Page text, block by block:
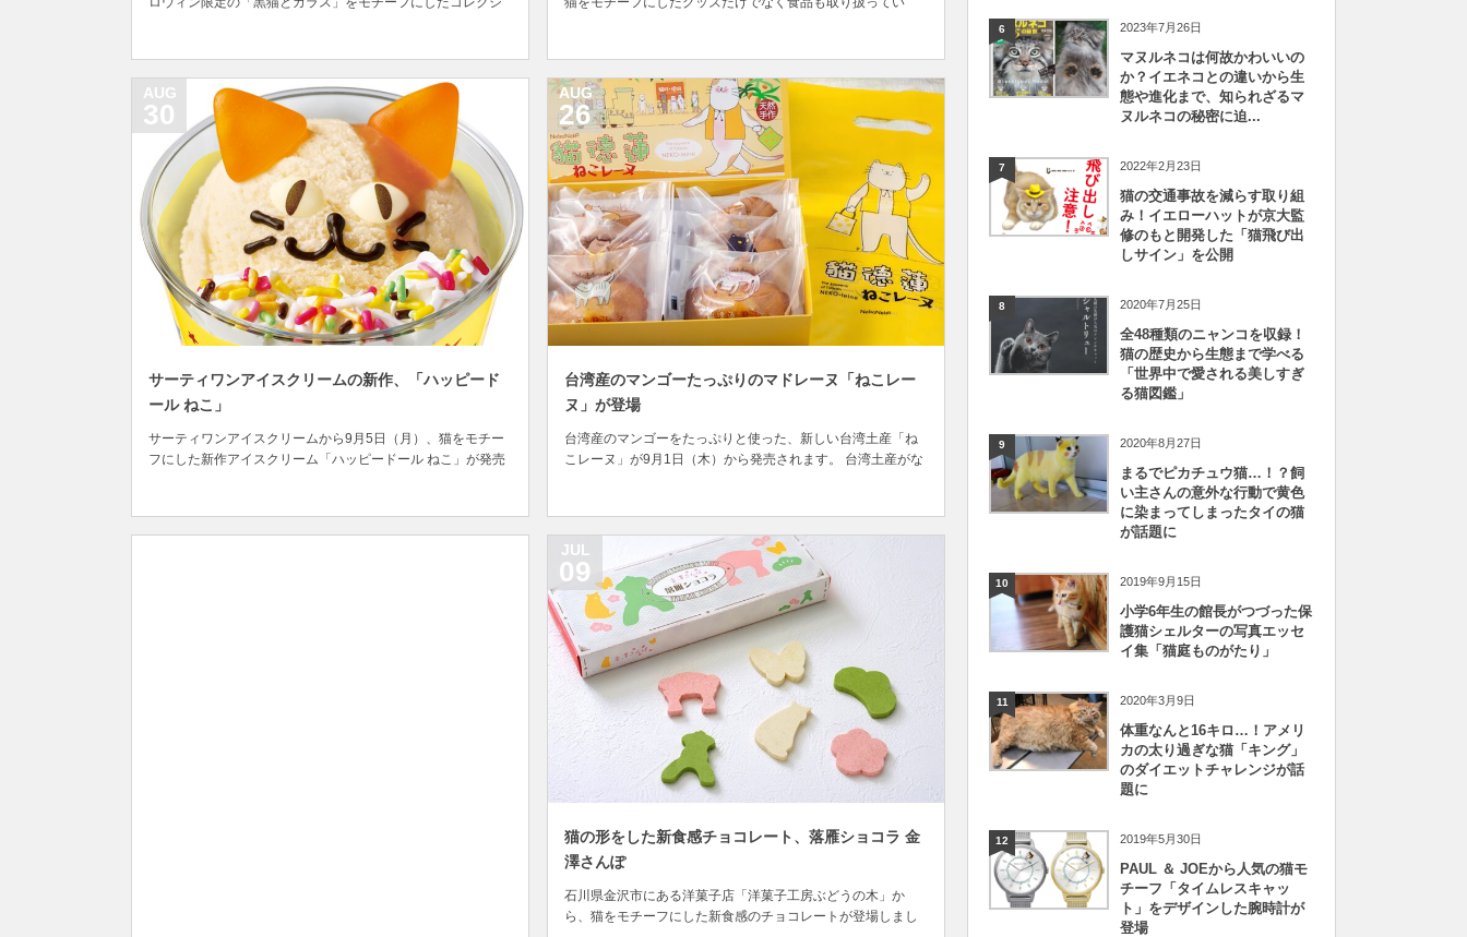
商品は「シャトン ジュウール コレクション」という名前。シ
ャトン ジュウールとはフランス語で「遊ん...
ゃん」の容姿をした「ニャシュマロ」という商品。中にチョ
コクリームが入った猫型のマシュマロです。 これが「...
サーティワンアイスクリームの新作、「ハッピード
ール ねこ」
サーティワンアイスクリームから9月5日（月）、猫をモチー
フにした新作アイスクリーム「ハッピードール ねこ」が発売
アイスクリームチェーンですが、世界的にはバスキン・ロビ
AUG
30
台湾産のマンゴーたっぷりのマドレーヌ「ねこレー
ヌ」が登場
台湾産のマンゴーをたっぷりと使った、新しい台湾土産「ね
こレーヌ」が9月1日（木）から発売されます。 台湾土産がな
湾には「ねこ村」と呼ばれている村があります。 台北から北
へ1時間ほど行ったところにある、新北市の「...
AUG
26
猫の形をした新食感チョコレート、落雁ショコラ 金
澤さんぽ
石川県金沢市にある洋菓子店「洋菓子工房ぶどうの木」か
ら、猫をモチーフにした新食感のチョコレートが登場しまし
JUL
09
6 2023年7月26日
マヌルネコは何故かわいいの
か？イエネコとの違いから生
態や進化まで、知られざるマ
ヌルネコの秘密に迫...
7 2022年2月23日
猫の交通事故を減らす取り組
み！イエローハットが京大監
修のもと開発した「猫飛び出
しサイン」を公開
8 2020年7月25日
全48種類のニャンコを収録！
猫の歴史から生態まで学べる
「世界中で愛される美しすぎ
る猫図鑑」
9 2020年8月27日
まるでピカチュウ猫…！？飼
い主さんの意外な行動で黄色
に染まってしまったタイの猫
が話題に
10 2019年9月15日
小学6年生の館長がつづった保
護猫シェルターの写真エッセ
イ集「猫庭ものがたり」
11 2020年3月9日
体重なんと16キロ…！アメリ
カの太り過ぎな猫「キング」
のダイエットチャレンジが話
題に
12 2019年5月30日
PAUL ＆ JOEから人気の猫モ
チーフ「タイムレスキャッ
ト」をデザインした腕時計が
登場